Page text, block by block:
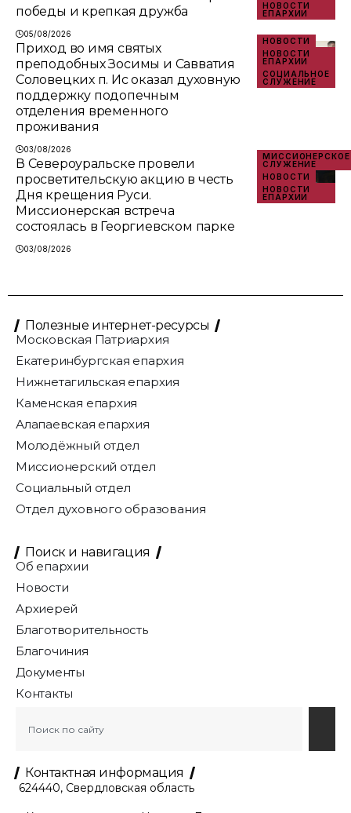
НОВОСТИ
ЕПАРХИИ
победы и крепкая дружба
05/08/2026
НОВОСТИ
НОВОСТИ
ЕПАРХИИ
СОЦИАЛЬНОЕ
СЛУЖЕНИЕ
Приход во имя святых
преподобных Зосимы и Савватия
Соловецких п. Ис оказал духовную
поддержку подопечным
отделения временного
проживания
03/08/2026
МИССИОНЕРСКОЕ
СЛУЖЕНИЕ
НОВОСТИ
НОВОСТИ
ЕПАРХИИ
В Североуральске провели
просветительскую акцию в честь
Дня крещения Руси.
Миссионерская встреча
состоялась в Георгиевском парке
03/08/2026
Полезные интернет-ресурсы
Московская Патриархия
Екатеринбургская епархия
Нижнетагильская епархия
Каменская епархия
Алапаевская епархия
Молодёжный отдел
Миссионерский отдел
Социальный отдел
Отдел духовного образования
Поиск и навигация
Об епархии
Новости
Архиерей
Благотворительность
Благочиния
Документы
Контакты
Контактная информация
624440, Свердловская область